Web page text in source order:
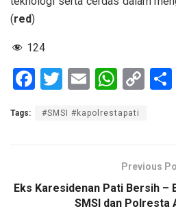
(red)
124
F
ce
o
T
tt
E
ail
W
at
A
p
p
C
n
k
Tags: #SMSI #kapolrestapati
Previous
Eks Karesidenan Pati Bersih –
SMSI dan Polresta